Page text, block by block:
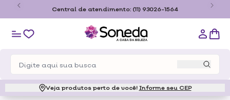
Central de atendimento: (11) 93026-1564
Veja produtos perto de você! Informe seu CEP